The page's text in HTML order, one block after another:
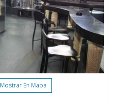
Mostrar En Mapa